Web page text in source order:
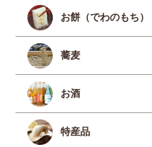
お餅（でわのもち）
蕎麦
お酒
特産品